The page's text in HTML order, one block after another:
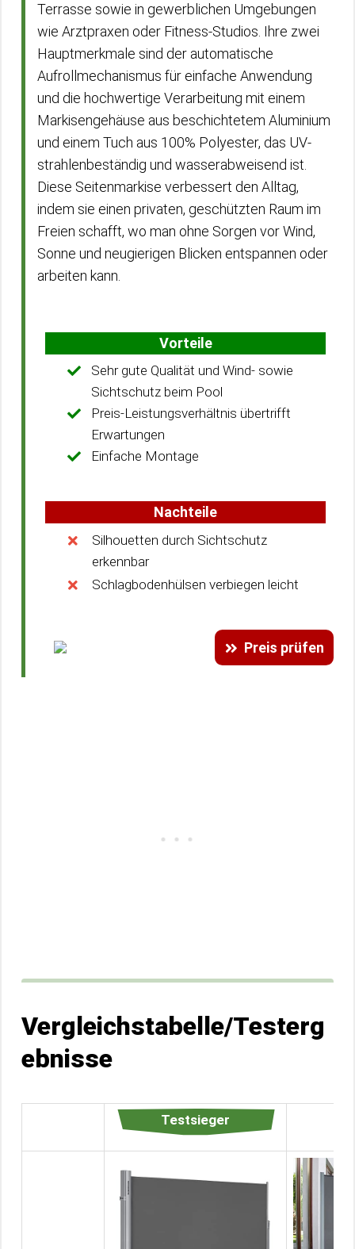
Terrasse sowie in gewerblichen Umgebungen
wie Arztpraxen oder Fitness-Studios. Ihre zwei
Hauptmerkmale sind der automatische
Aufrollmechanismus für einfache Anwendung
und die hochwertige Verarbeitung mit einem
Markisengehäuse aus beschichtetem Aluminium
und einem Tuch aus 100% Polyester, das UV-
strahlenbeständig und wasserabweisend ist.
Diese Seitenmarkise verbessert den Alltag,
indem sie einen privaten, geschützten Raum im
Freien schafft, wo man ohne Sorgen vor Wind,
Sonne und neugierigen Blicken entspannen oder
arbeiten kann.
Vorteile
Sehr gute Qualität und Wind- sowie
Sichtschutz beim Pool
Preis-Leistungsverhältnis übertrifft
Erwartungen
Einfache Montage
Nachteile
Silhouetten durch Sichtschutz
erkennbar
Schlagbodenhülsen verbiegen leicht
Preis prüfen
Vergleichstabelle/Testerg
ebnisse
Testsieger